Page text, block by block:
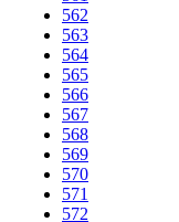
562
563
564
565
566
567
568
569
570
571
572